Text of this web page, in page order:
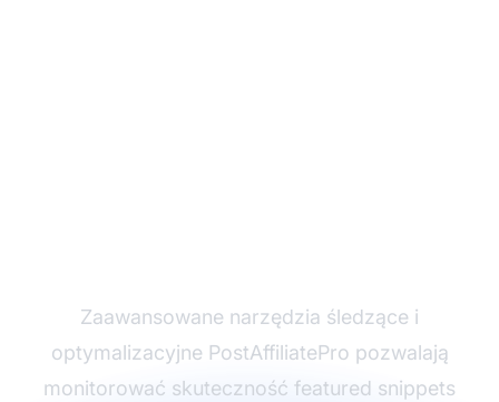
Zaawansowane narzędzia śledzące i
optymalizacyjne PostAffiliatePro pozwalają
monitorować skuteczność featured snippets